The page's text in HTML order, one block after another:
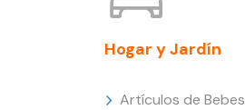
Hogar y Jardín
Artículos de Bebes